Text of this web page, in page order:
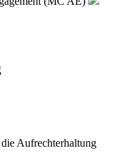
Aufrechterhaltung